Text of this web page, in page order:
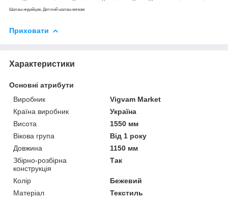
Шалаш индейцев, Детский шалаш вигвам
Приховати
Характеристики
Основні атрибути
Виробник
Vigvam Market
Країна виробник
Україна
Висота
1550 мм
Вікова група
Від 1 року
Довжина
1150 мм
Збірно-розбірна
конструкція
Так
Колір
Бежевий
Матеріал
Текстиль